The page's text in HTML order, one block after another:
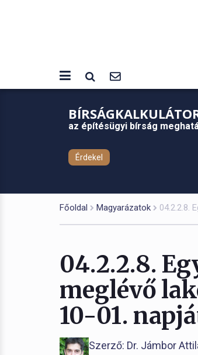
az építésügyi bírság
Érdekel
Főoldal Magyarázatok 04.2.2.8.
04.2.2.8.
meglévő
10-01.
Szerző: Dr. Jámbor